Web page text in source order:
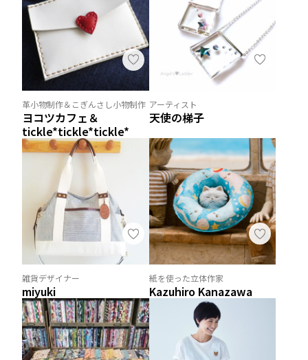
革小物制作＆こぎんさし小物制作
ヨコツカフェ＆
tickle*tickle*tickle*
アーティスト
天使の梯子
雑貨デザイナー
miyuki
紙を使った立体作家
Kazuhiro Kanazawa